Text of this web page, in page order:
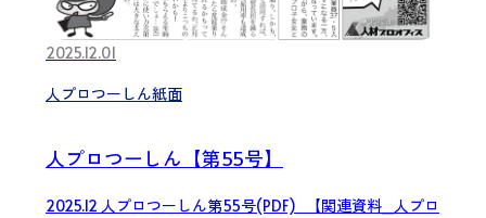
2025.12.01
人プロつーしん紙面
人プロつーしん【第55号】
2025.12 人プロつーしん第55号(PDF) 【関連資料_人プロ